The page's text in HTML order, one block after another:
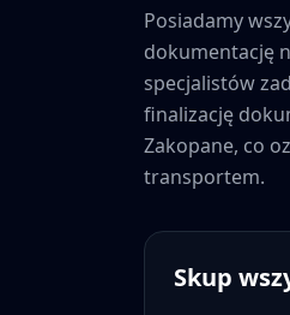
Posiadamy
dokumentację
specjalistów
finalizację
Zakopane, co
transportem.
Skup